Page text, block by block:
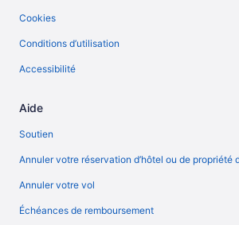
Cookies
Conditions d’utilisation
Accessibilité
Aide
Soutien
Annuler votre réservation d’hôtel ou de propriété
Annuler votre vol
Échéances de remboursement